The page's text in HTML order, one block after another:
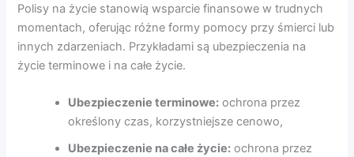
Polisy na życie stanowią wsparcie finansowe w trudnych
momentach, oferując różne formy pomocy przy śmierci lub
innych zdarzeniach. Przykładami są ubezpieczenia na
życie terminowe i na całe życie.
Ubezpieczenie terminowe: ochrona przez
określony czas, korzystniejsze cenowo,
Ubezpieczenie na całe życie: ochrona przez